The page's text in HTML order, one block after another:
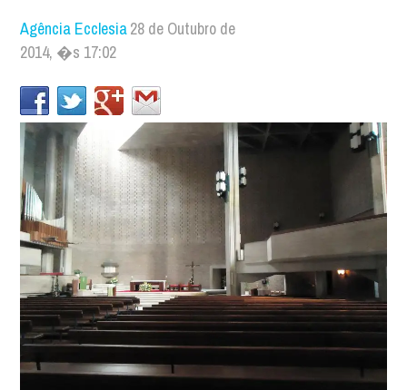
Agência Ecclesia28 de Outubro de
2014, �s 17:02